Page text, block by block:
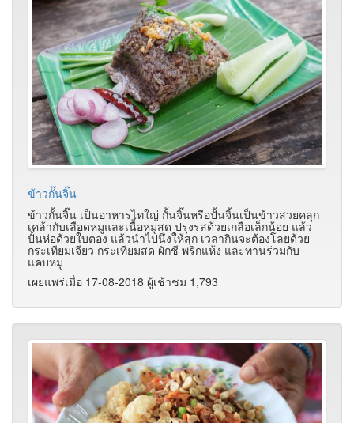
ข้าวกั๊นจิ๊น
ข้าวกั้นจิ๊น เป็นอาหารไทใญ่ กั้นจิ๊นหรือปั้นจิ้นเป็นข้าวสวยคลุก
เคล้ากับเลือดหมูและเนื้อหมูสด ปรุงรสด้วยเกลือเล็กน้อย แล้ว
ปั้นห่อด้วยใบตอง แล้วนำไปนึ่งให้สุก เวลากินจะต้องโลยด้วย
กระเทียมเจียว กระเทียมสด ผักชี พริกแห้ง และทานร่วมกับ
แคบหมู
เผยแพร่เมื่อ 17-08-2018 ผู้เช้าชม 1,793